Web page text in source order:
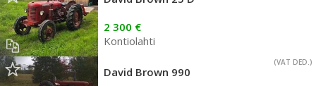
2 300 €
Kontiolahti
(VAT DED.)
David Brown 990